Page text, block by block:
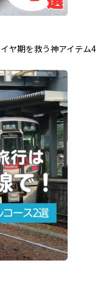
ヤ期を救う神アイテム4